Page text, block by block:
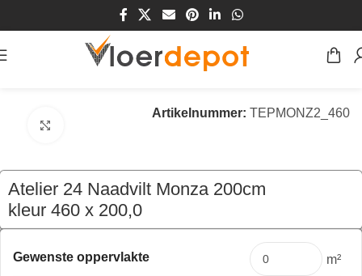
/Vloeren/Tapijt
Artikelnummer: TEPMONZ2_460
Atelier 24 Naadvilt Monza 200cm
kleur 460 x 200,0
€81,90 per mtr
Gewenste oppervlakte m²